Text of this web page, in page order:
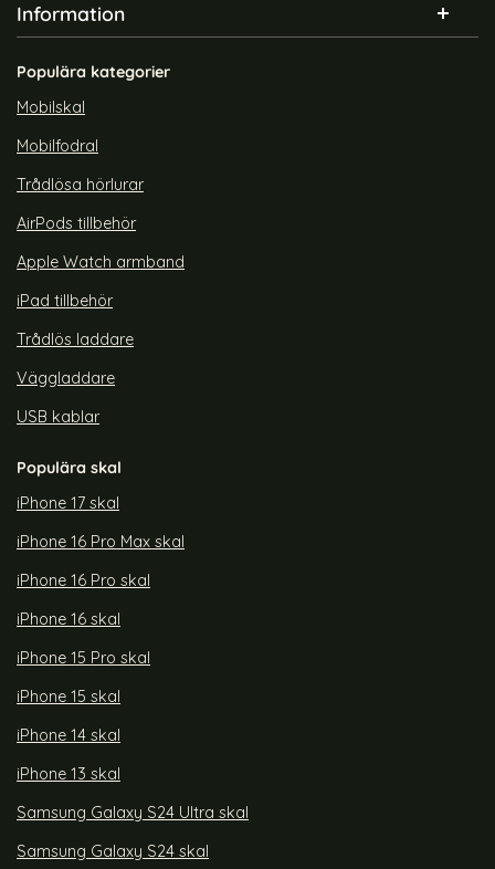
Information
Populära kategorier
Mobilskal
Mobilfodral
Trådlösa hörlurar
AirPods tillbehör
Apple Watch armband
iPad tillbehör
Trådlös laddare
Väggladdare
USB kablar
Populära skal
iPhone 17 skal
iPhone 16 Pro Max skal
iPhone 16 Pro skal
iPhone 16 skal
iPhone 15 Pro skal
iPhone 15 skal
iPhone 14 skal
iPhone 13 skal
Samsung Galaxy S24 Ultra skal
Samsung Galaxy S24 skal